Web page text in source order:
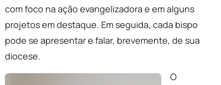
com foco na ação evangelizadora e em alguns
projetos em destaque. Em seguida, cada bispo
pode se apresentar e falar, brevemente, de sua
diocese.
O